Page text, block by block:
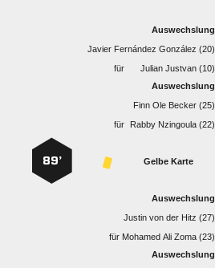
Auswechslung
   
für
  
Auswechslung
   
für
  
Gelbe Karte
89’
Auswechslung
    
für    
Auswechslung